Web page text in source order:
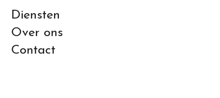
Diensten
Over ons
Contact